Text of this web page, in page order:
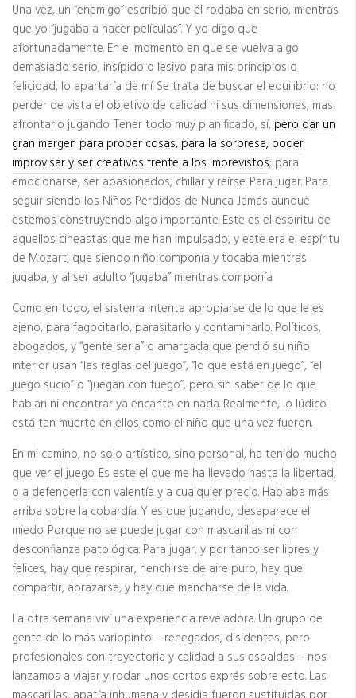
Una vez, un “enemigo” escribió que él rodaba en serio, mientras
que yo “jugaba a hacer películas”. Y yo digo que
afortunadamente. En el momento en que se vuelva algo
demasiado serio, insípido o lesivo para mis principios o
felicidad, lo apartaría de mí. Se trata de buscar el equilibrio: no
perder de vista el objetivo de calidad ni sus dimensiones, mas
afrontarlo jugando. Tener todo muy planificado, sí, pero dar un
gran margen para probar cosas, para la sorpresa, poder
improvisar y ser creativos frente a los imprevistos; para
emocionarse, ser apasionados, chillar y reírse. Para jugar. Para
seguir siendo los Niños Perdidos de Nunca Jamás aunque
estemos construyendo algo importante. Este es el espíritu de
aquellos cineastas que me han impulsado, y este era el espíritu
de Mozart, que siendo niño componía y tocaba mientras
jugaba, y al ser adulto “jugaba” mientras componía.
Como en todo, el sistema intenta apropiarse de lo que le es
ajeno, para fagocitarlo, parasitarlo y contaminarlo. Políticos,
abogados, y “gente seria” o amargada que perdió su niño
interior usan “las reglas del juego”, “lo que está en juego”, “el
juego sucio” o “juegan con fuego”, pero sin saber de lo que
hablan ni encontrar ya encanto en nada. Realmente, lo lúdico
está tan muerto en ellos como el niño que una vez fueron.
En mi camino, no solo artístico, sino personal, ha tenido mucho
que ver el juego. Es este el que me ha llevado hasta la libertad,
o a defenderla con valentía y a cualquier precio. Hablaba más
arriba sobre la cobardía. Y es que jugando, desaparece el
miedo. Porque no se puede jugar con mascarillas ni con
desconfianza patológica. Para jugar, y por tanto ser libres y
felices, hay que respirar, henchirse de aire puro, hay que
compartir, abrazarse, y hay que mancharse de la vida.
La otra semana viví una experiencia reveladora. Un grupo de
gente de lo más variopinto —renegados, disidentes, pero
profesionales con trayectoria y calidad a sus espaldas— nos
lanzamos a viajar y rodar unos cortos exprés sobre esto. Las